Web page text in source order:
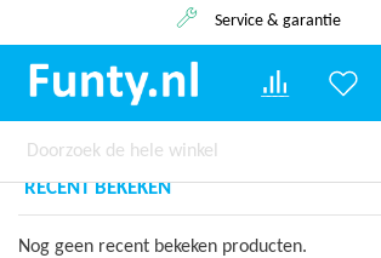
RECENT BEKEKEN
Nog geen recent bekeken producten.
Service & garantie